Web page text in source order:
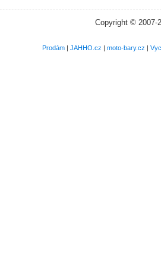
Copyright © 2007-
Prodám| JAHHO.cz | moto-bary.cz |